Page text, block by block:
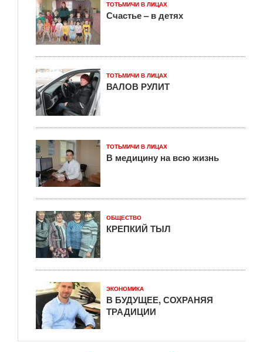
ТОТЬМИЧИ В ЛИЦАХ
Счастье – в детях
ТОТЬМИЧИ В ЛИЦАХ
ВАЛОВ РУЛИТ
ТОТЬМИЧИ В ЛИЦАХ
В медицину на всю жизнь
ОБЩЕСТВО
КРЕПКИЙ ТЫЛ
ЭКОНОМИКА
В БУДУЩЕЕ, СОХРАНЯЯ
ТРАДИЦИИ